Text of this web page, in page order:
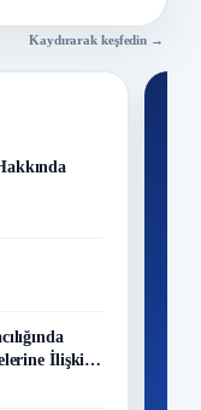
Kaydırarak keşfedin →
İlişkin